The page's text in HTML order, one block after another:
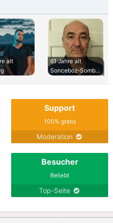
alt
61 Jahre alt
Sonceboz-Sombev
Support
100% gratis
Moderation
Besucher
Beliebt
Top-Seite